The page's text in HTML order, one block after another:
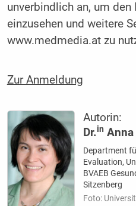
unverbindlich an, um
einzusehen und weitere
www.medmedia.at zu
Zur Anmeldung
Autorin:
Dr.in Anna
Department
Evaluation,
BVAEB
Sitzenberg
Foto: